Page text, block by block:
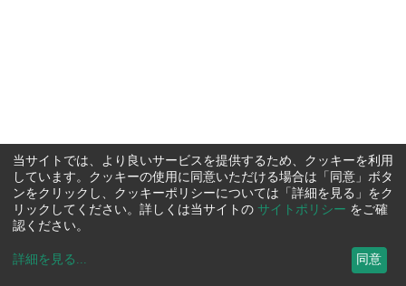
当サイトでは、より良いサービスを提供するため、クッキーを利用
しています。クッキーの使用に同意いただける場合は「同意」ボタ
ンをクリックし、クッキーポリシーについては「詳細を見る」をク
リックしてください。詳しくは当サイトの サイトポリシー をご確
認ください。
詳細を見る ... 同意